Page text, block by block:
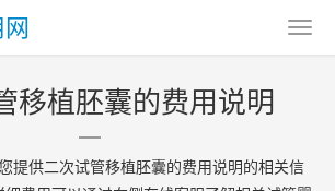
移植胚囊的费用说明
提供二次试管移植胚囊的费用说明的相关信